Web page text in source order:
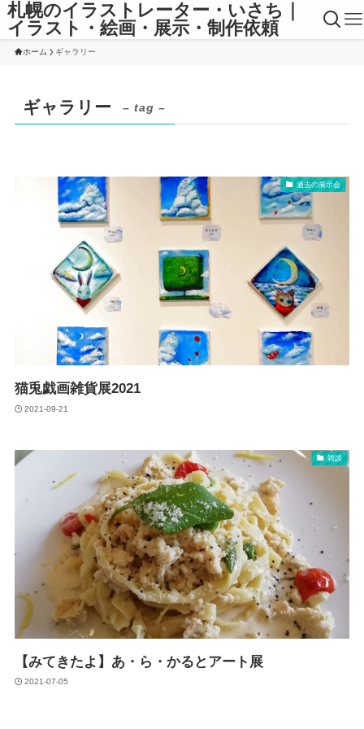
札幌のイラストレーター・いさち｜
イラスト・絵画・展示・制作依頼
ホーム ギャラリー
ギャラリー – tag –
過去の展示会
猫兎戯画雑貨展2021
2021-09-21
雑談
【みてきたよ】あ・ら・かるとアート展
2021-07-05